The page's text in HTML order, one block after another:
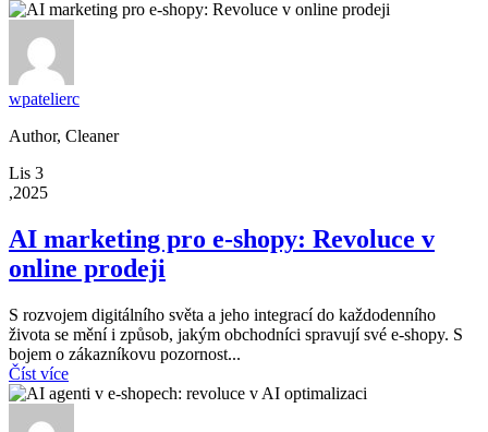
wpatelierc
Author, Cleaner
Lis 3
,2025
AI marketing pro e-shopy: Revoluce v
online prodeji
S rozvojem digitálního světa a jeho integrací do každodenního
života se mění i způsob, jakým obchodníci spravují své e-shopy. S
bojem o zákazníkovu pozornost...
Číst více